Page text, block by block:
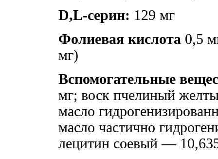
D,L-серин: 129 мг
Фолиевая кислота 0,5
мг)
Вспомогательные
мг; воск пчелиный
масло
масло частично
лецитин соевый —